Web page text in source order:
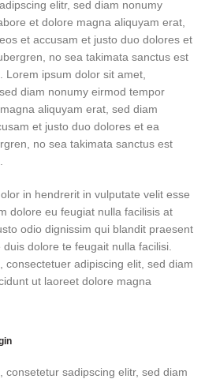
elitr, sed diam nonumy
et dolore magna aliquyam erat,
et accusam et justo duo dolores et
no sea takimata sanctus est
ipsum dolor sit amet,
diam nonumy eirmod tempor
aliquyam erat, sed diam
et justo duo dolores et ea
no sea takimata sanctus est
in hendrerit in vulputate velit esse
dolore eu feugiat nulla facilisis at
odio dignissim qui blandit praesent
dolore te feugait nulla facilisi.
consectetuer adipiscing elit, sed diam
ut laoreet dolore magna
consetetur sadipscing elitr, sed diam